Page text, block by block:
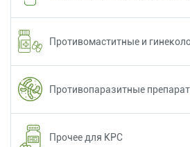
Противомаститные и
Противопаразитные
Прочее для КРС